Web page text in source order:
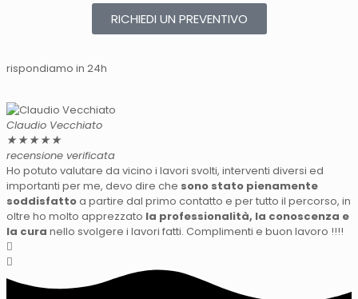
RICHIEDI UN PREVENTIVO
rispondiamo in 24h
Claudio Vecchiato
★★★★★
recensione verificata
Ho potuto valutare da vicino i lavori svolti, interventi diversi ed
importanti per me, devo dire che sono stato pienamente
soddisfattoa partire dal primo contatto e per tutto il percorso, in
oltre ho molto apprezzato la professionalità, la conoscenza e
la cura nello svolgere i lavori fatti. Complimenti e buon lavoro !!!!